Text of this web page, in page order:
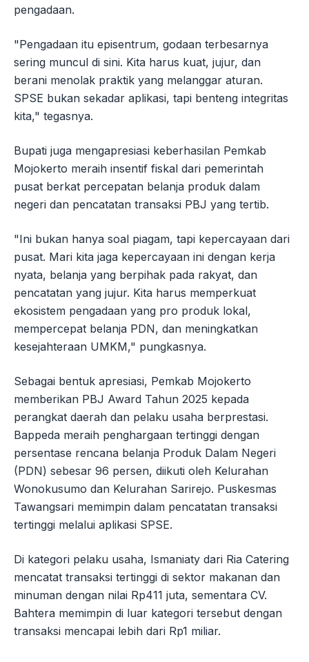
pengadaan.
"Pengadaan itu episentrum, godaan terbesarnya
sering muncul di sini. Kita harus kuat, jujur, dan
berani menolak praktik yang melanggar aturan.
SPSE bukan sekadar aplikasi, tapi benteng integritas
kita," tegasnya.
Bupati juga mengapresiasi keberhasilan Pemkab
Mojokerto meraih insentif fiskal dari pemerintah
pusat berkat percepatan belanja produk dalam
negeri dan pencatatan transaksi PBJ yang tertib.
"Ini bukan hanya soal piagam, tapi kepercayaan dari
pusat. Mari kita jaga kepercayaan ini dengan kerja
nyata, belanja yang berpihak pada rakyat, dan
pencatatan yang jujur. Kita harus memperkuat
ekosistem pengadaan yang pro produk lokal,
mempercepat belanja PDN, dan meningkatkan
kesejahteraan UMKM," pungkasnya.
Sebagai bentuk apresiasi, Pemkab Mojokerto
memberikan PBJ Award Tahun 2025 kepada
perangkat daerah dan pelaku usaha berprestasi.
Bappeda meraih penghargaan tertinggi dengan
persentase rencana belanja Produk Dalam Negeri
(PDN) sebesar 96 persen, diikuti oleh Kelurahan
Wonokusumo dan Kelurahan Sarirejo. Puskesmas
Tawangsari memimpin dalam pencatatan transaksi
tertinggi melalui aplikasi SPSE.
Di kategori pelaku usaha, Ismaniaty dari Ria Catering
mencatat transaksi tertinggi di sektor makanan dan
minuman dengan nilai Rp411 juta, sementara CV.
Bahtera memimpin di luar kategori tersebut dengan
transaksi mencapai lebih dari Rp1 miliar.